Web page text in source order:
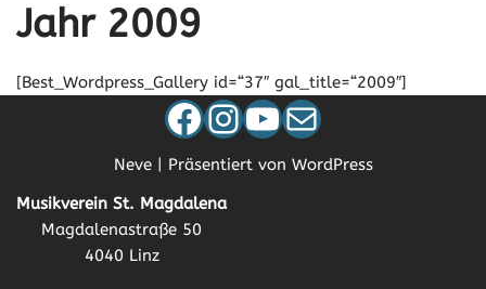
Jahr 2009
[Best_Wordpress_Gallery id=“37″ gal_title=“2009″]
Neve| Präsentiert von WordPress
Musikverein St. Magdalena
Magdalenastraße 50
4040 Linz